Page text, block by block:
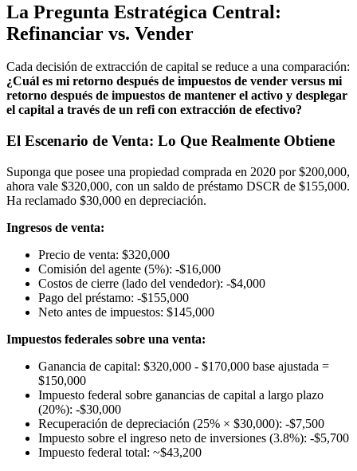
La Pregunta Estratégica Central:
Refinanciar vs. Vender
Cada decisión de extracción de capital se reduce a una comparación:
¿Cuál es mi retorno después de impuestos de vender versus mi
retorno después de impuestos de mantener el activo y desplegar
el capital a través de un refi con extracción de efectivo?
El Escenario de Venta: Lo Que Realmente Obtiene
Suponga que posee una propiedad comprada en 2020 por $200,000,
ahora vale $320,000, con un saldo de préstamo DSCR de $155,000.
Ha reclamado $30,000 en depreciación.
Ingresos de venta:
Precio de venta: $320,000
Comisión del agente (5%): -$16,000
Costos de cierre (lado del vendedor): -$4,000
Pago del préstamo: -$155,000
Neto antes de impuestos: $145,000
Impuestos federales sobre una venta:
Ganancia de capital: $320,000 - $170,000 base ajustada =
$150,000
Impuesto federal sobre ganancias de capital a largo plazo
(20%): -$30,000
Recuperación de depreciación (25% × $30,000): -$7,500
Impuesto sobre el ingreso neto de inversiones (3.8%): -$5,700
Impuesto federal total: ~$43,200